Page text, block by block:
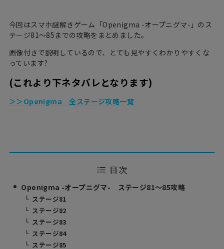
今回はスマホ謎解きゲーム「Openigma -オープニグマ-」のス
テージ81～85までの攻略をまとめました。
画像付きで説明しているので、とても見やすくわかりやすくな
っています?
(これより下ネタバレとなります)
＞＞Openigma 全ステージ攻略一覧
目次
Openigma -オープニグマ- ステージ81～85攻略
ステージ81
ステージ82
ステージ83
ステージ84
ステージ85